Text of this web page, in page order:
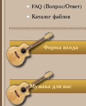
FAQ (Вопрос/Ответ)
Каталог файлов
Форма входа
Музыка для вас